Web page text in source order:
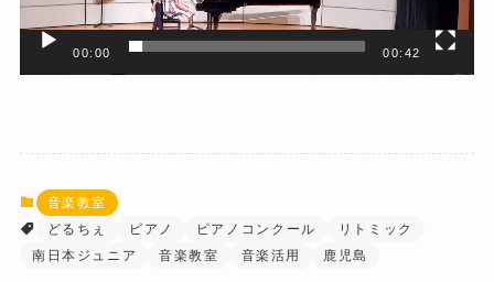
ヤ
00:00 00:42
音楽教室
どるちぇ
ピアノ ピアノコンクール
リトミック
南日本ジュニア
音楽教室 音楽活用 鹿児島